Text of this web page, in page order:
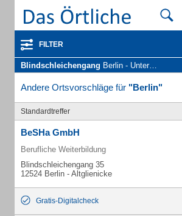
FILTER
Blindschleichengang Berlin - Unternehmen und Personen
Andere Ortsvorschläge für "Berlin"
Standardtreffer
BeSHa GmbH
Berufliche Weiterbildung
Blindschleichengang 35
12524 Berlin - Altglienicke
Gratis-Digitalcheck